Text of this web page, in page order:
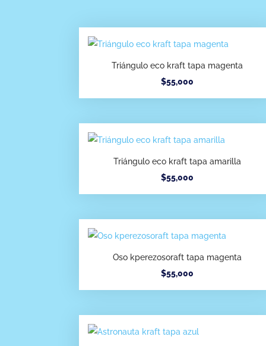
Triángulo eco kraft tapa magenta
$55,000
Triángulo eco kraft tapa amarilla
$55,000
Oso kperezosoraft tapa magenta
$55,000